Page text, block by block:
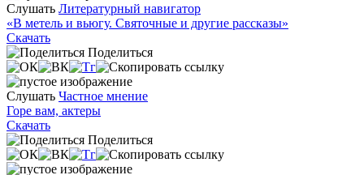
Слушать Литературный навигатор
«В метель и вьюгу. Святочные и другие рассказы»
Скачать
Поделиться
Слушать Частное мнение
Горе вам, актеры
Скачать
Поделиться